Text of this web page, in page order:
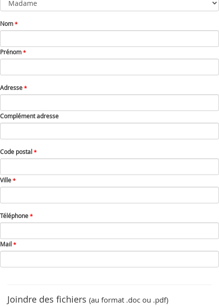
Nom *
Prénom *
Adresse *
Complément adresse
Code postal *
Ville *
Téléphone *
Mail *
Joindre des fichiers (au format .doc ou .pdf)